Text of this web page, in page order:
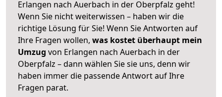
Erlangen nach Auerbach in der Oberpfalz geht!
Wenn Sie nicht weiterwissen – haben wir die
richtige Lösung für Sie! Wenn Sie Antworten auf
Ihre Fragen wollen, was kostet überhaupt mein
Umzug von Erlangen nach Auerbach in der
Oberpfalz – dann wählen Sie sie uns, denn wir
haben immer die passende Antwort auf Ihre
Fragen parat.